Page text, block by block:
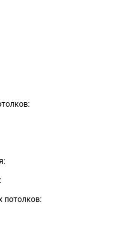
потолков: